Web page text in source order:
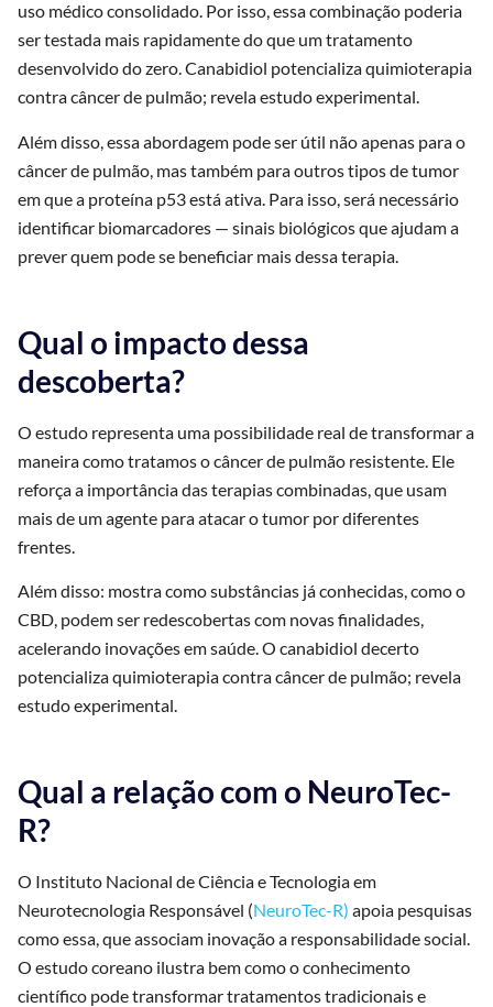
uso médico consolidado. Por isso, essa combinação poderia
ser testada mais rapidamente do que um tratamento
desenvolvido do zero. Canabidiol potencializa quimioterapia
contra câncer de pulmão; revela estudo experimental.
Além disso, essa abordagem pode ser útil não apenas para o
câncer de pulmão, mas também para outros tipos de tumor
em que a proteína p53 está ativa. Para isso, será necessário
identificar biomarcadores — sinais biológicos que ajudam a
prever quem pode se beneficiar mais dessa terapia.
Qual o impacto dessa
descoberta?
O estudo representa uma possibilidade real de transformar a
maneira como tratamos o câncer de pulmão resistente. Ele
reforça a importância das terapias combinadas, que usam
mais de um agente para atacar o tumor por diferentes
frentes.
Além disso: mostra como substâncias já conhecidas, como o
CBD, podem ser redescobertas com novas finalidades,
acelerando inovações em saúde. O canabidiol decerto
potencializa quimioterapia contra câncer de pulmão; revela
estudo experimental.
Qual a relação com o NeuroTec-
R?
O Instituto Nacional de Ciência e Tecnologia em
Neurotecnologia Responsável (NeuroTec-R) apoia pesquisas
como essa, que associam inovação a responsabilidade social.
O estudo coreano ilustra bem como o conhecimento
científico pode transformar tratamentos tradicionais e